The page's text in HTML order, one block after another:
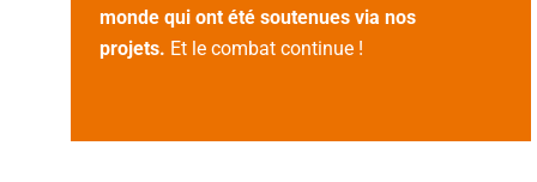
monde qui ont été soutenues via nos
projets. Et le combat continue !